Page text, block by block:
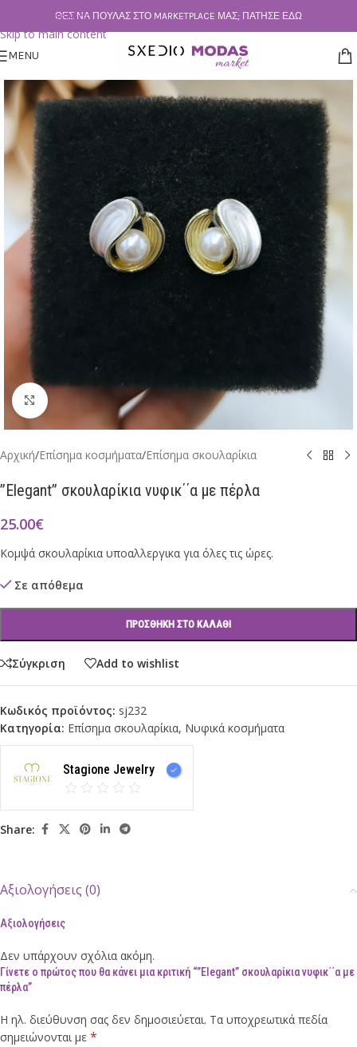
Skip to navigation
Skip to main content
ΘΕΣ ΝΑ ΠΟΥΛΆΣ ΣΤΟ MARKETPLACE ΜΑΣ; ΠΆΤΗΣΕ ΕΔΏ
MENU
Click to enlarge
Αρχική/Επίσημα κοσμήματα/Επίσημα σκουλαρίκια
”Elegant” σκουλαρίκια νυφικ΄΄α με πέρλα
25.00€
Κομψά σκουλαρίκια υποαλλεργικα για όλες τις ώρες.
Σε απόθεμα
ΠΡΟΣΘΉΚΗ ΣΤΟ ΚΑΛΆΘΙ
Σύγκριση Add to wishlist
Κωδικός προϊόντος: sj232
Κατηγορία: Επίσημα σκουλαρίκια, Νυφικά κοσμήματα
Stagione Jewelry
Share:
Αξιολογήσεις (0)
Αξιολογήσεις
Δεν υπάρχουν σχόλια ακόμη.
Γίνετε ο πρώτος που θα κάνει μια κριτική “”Elegant” σκουλαρίκια νυφικ΄΄α με
πέρλα”
Η ηλ. διεύθυνση σας δεν δημοσιεύεται. Τα υποχρεωτικά πεδία
σημειώνονται με *